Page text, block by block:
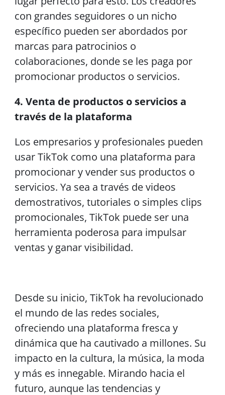
con grandes seguidores o un nicho
específico pueden ser abordados por
marcas para patrocinios o
colaboraciones, donde se les paga por
promocionar productos o servicios.
4. Venta de productos o servicios a
través de la plataforma
Los empresarios y profesionales pueden
usar TikTok como una plataforma para
promocionar y vender sus productos o
servicios. Ya sea a través de videos
demostrativos, tutoriales o simples clips
promocionales, TikTok puede ser una
herramienta poderosa para impulsar
ventas y ganar visibilidad.
Desde su inicio, TikTok ha revolucionado
el mundo de las redes sociales,
ofreciendo una plataforma fresca y
dinámica que ha cautivado a millones. Su
impacto en la cultura, la música, la moda
y más es innegable. Mirando hacia el
futuro, aunque las tendencias y